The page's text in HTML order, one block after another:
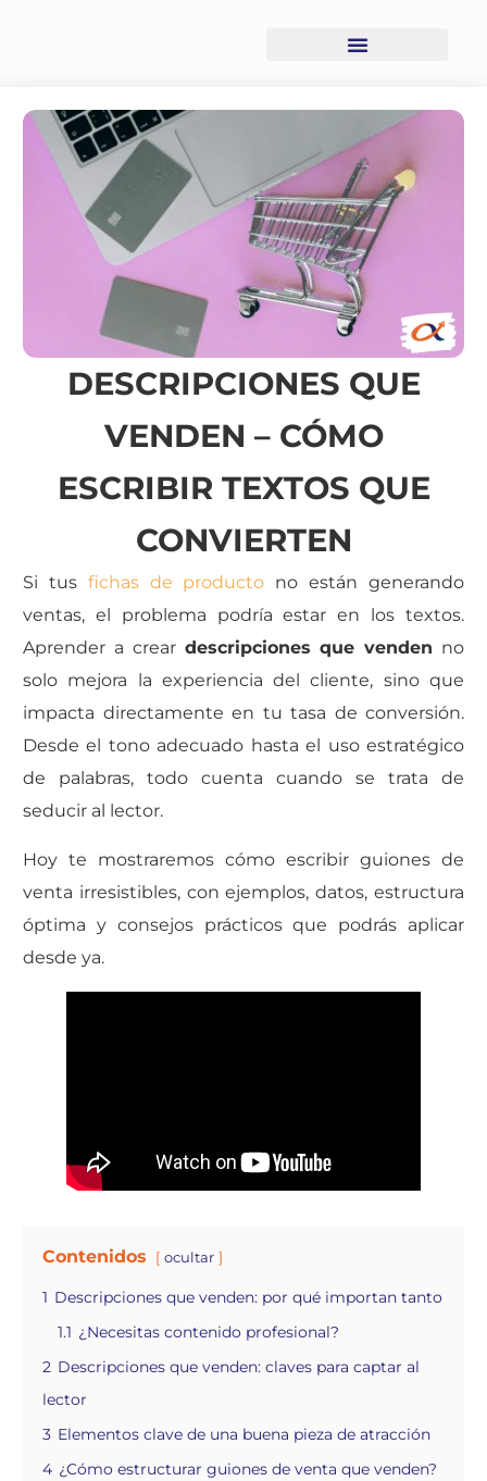
DESCRIPCIONES QUE
VENDEN – CÓMO
ESCRIBIR TEXTOS QUE
CONVIERTEN
Si tus fichas de producto no están generando
ventas, el problema podría estar en los textos.
Aprender a crear descripciones que venden no
solo mejora la experiencia del cliente, sino que
impacta directamente en tu tasa de conversión.
Desde el tono adecuado hasta el uso estratégico
de palabras, todo cuenta cuando se trata de
seducir al lector.
Hoy te mostraremos cómo escribir guiones de
venta irresistibles, con ejemplos, datos, estructura
óptima y consejos prácticos que podrás aplicar
desde ya.
Contenidos ocultar
1 Descripciones que venden: por qué importan tanto
1.1 ¿Necesitas contenido profesional?
2 Descripciones que venden: claves para captar al
lector
3 Elementos clave de una buena pieza de atracción
4 ¿Cómo estructurar guiones de venta que venden?